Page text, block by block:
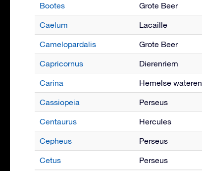
Bootes Grote Beer
Caelum Lacaille
Camelopardalis Grote Beer
Capricornus Dierenriem
Carina Hemelse wateren
Cassiopeia Perseus
Centaurus Hercules
Cepheus Perseus
Cetus Perseus